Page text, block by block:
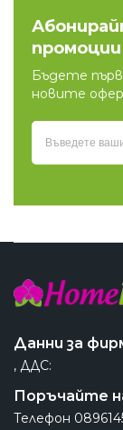
промоции
Бъдете
новите
Данни за
, ДДС:
Поръчайте
Телефон